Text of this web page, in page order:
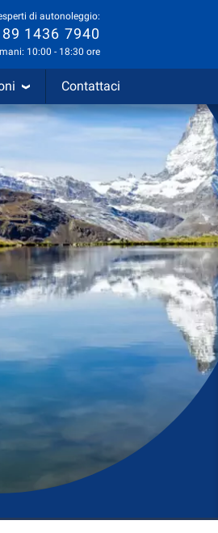
di autonoleggio:
1436 7940
10:00 - 18:30 ore
Contattaci